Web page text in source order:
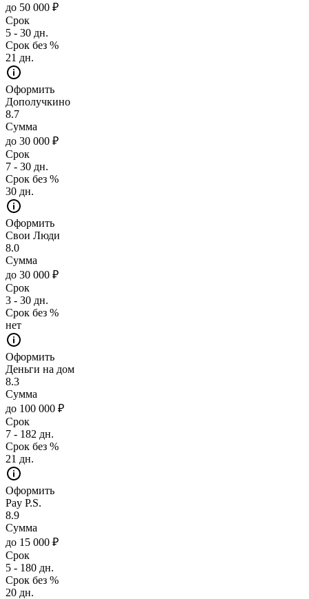
до 50 000 ₽
Срок
5 - 30 дн.
Срок без %
21 дн.
Оформить
Дополучкино
8.7
Сумма
до 30 000 ₽
Срок
7 - 30 дн.
Срок без %
30 дн.
Оформить
Свои Люди
8.0
Сумма
до 30 000 ₽
Срок
3 - 30 дн.
Срок без %
нет
Оформить
Деньги на дом
8.3
Сумма
до 100 000 ₽
Срок
7 - 182 дн.
Срок без %
21 дн.
Оформить
Pay P.S.
8.9
Сумма
до 15 000 ₽
Срок
5 - 180 дн.
Срок без %
20 дн.